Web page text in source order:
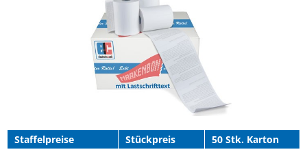
Staffelpreise Stückpreis 50 Stk. Karton